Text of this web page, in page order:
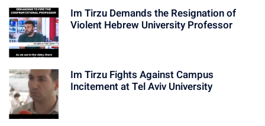
Im Tirzu Demands the Resignation of
Violent Hebrew University Professor
Im Tirzu Fights Against Campus
Incitement at Tel Aviv University